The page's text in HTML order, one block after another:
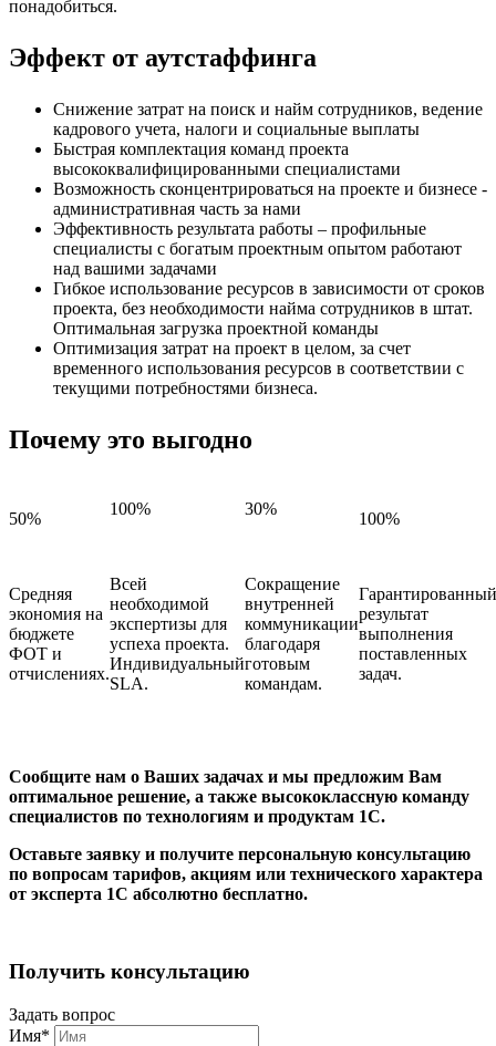
понадобиться.
Эффект от аутстаффинга
Снижение затрат на поиск и найм сотрудников, ведение
кадрового учета, налоги и социальные выплаты
Быстрая комплектация команд проекта
высококвалифицированными специалистами
Возможность сконцентрироваться на проекте и бизнесе -
административная часть за нами
Эффективность результата работы – профильные
специалисты с богатым проектным опытом работают
над вашими задачами
Гибкое использование ресурсов в зависимости от сроков
проекта, без необходимости найма сотрудников в штат.
Оптимальная загрузка проектной команды
Оптимизация затрат на проект в целом, за счет
временного использования ресурсов в соответствии с
текущими потребностями бизнеса.
Почему это выгодно
50%
Средняя
экономия на
бюджете
ФОТ и
отчислениях.
100%
Всей
необходимой
экспертизы для
успеха проекта.
Индивидуальный
SLA.
30%
Сокращение
внутренней
коммуникации
благодаря
готовым
командам.
100%
Гарантированный
результат
выполнения
поставленных
задач.
Сообщите нам о Ваших задачах и мы предложим Вам
оптимальное решение, а также высококлассную команду
специалистов по технологиям и продуктам 1С.
Оставьте заявку и получите персональную консультацию
по вопросам тарифов, акциям или технического характера
от эксперта 1С абсолютно бесплатно.
Получить консультацию
Задать вопрос
Имя*